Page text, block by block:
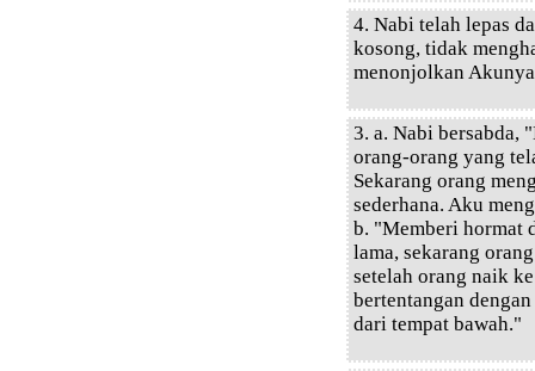
4. Nabi telah lepas
kosong, tidak
menonjolkan
3. a. Nabi bersabda,
orang-orang yang
Sekarang orang
sederhana. Aku
b. "Memberi hormat
lama, sekarang
setelah orang naik
bertentangan
dari tempat bawah."